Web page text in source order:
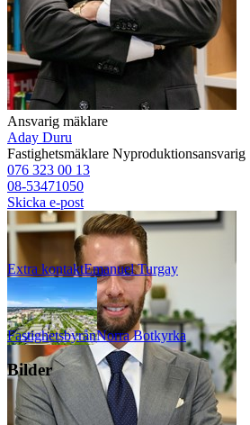
Ansvarig mäklare
Aday Duru
Fastighetsmäklare Nyproduktionsansvarig
076 323 00 13
08-53471050
Skicka e-post
Extra kontaktEmanuel Turgay
FastighetsbyrånNorra Botkyrka
Bilder